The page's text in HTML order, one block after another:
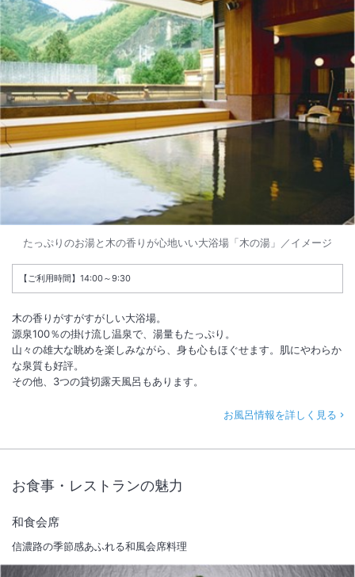
たっぷりのお湯と木の香りが心地いい大浴場「木の湯」／イメージ
【ご利用時間】14:00～9:30
木の香りがすがすがしい大浴場。
源泉100％の掛け流し温泉で、湯量もたっぷり。
山々の雄大な眺めを楽しみながら、身も心もほぐせます。肌にやわらか
な泉質も好評。
その他、3つの貸切露天風呂もあります。
お風呂情報を詳しく見る
お食事・レストランの魅力
和食会席
信濃路の季節感あふれる和風会席料理